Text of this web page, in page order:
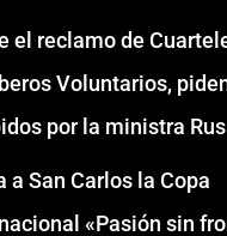
el reclamo de
Voluntarios,
por la ministra Rus
a San Carlos la Copa
«Pasión sin